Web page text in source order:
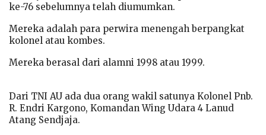
ke-76 sebelumnya telah diumumkan.
Mereka adalah para perwira menengah berpangkat
kolonel atau kombes.
Mereka berasal dari alamni 1998 atau 1999.
Dari TNI AU ada dua orang wakil satunya Kolonel Pnb.
R. Endri Kargono, Komandan Wing Udara 4 Lanud
Atang Sendjaja.